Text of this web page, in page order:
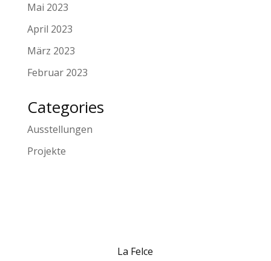
Mai 2023
April 2023
März 2023
Februar 2023
Categories
Ausstellungen
Projekte
La Felce